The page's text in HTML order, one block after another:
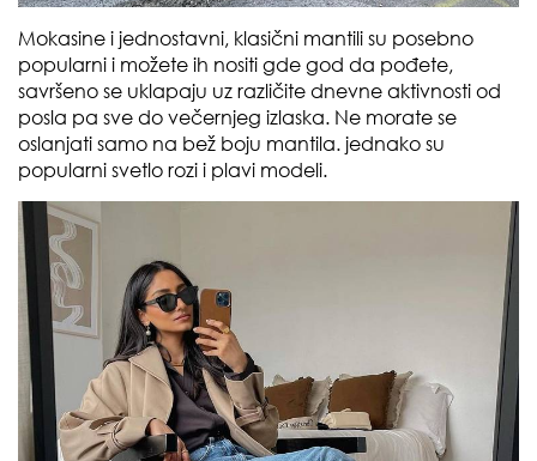
Mokasine i jednostavni, klasični mantili su posebno
popularni i možete ih nositi gde god da pođete,
savršeno se uklapaju uz različite dnevne aktivnosti od
posla pa sve do večernjeg izlaska. Ne morate se
oslanjati samo na bež boju mantila. jednako su
popularni svetlo rozi i plavi modeli.